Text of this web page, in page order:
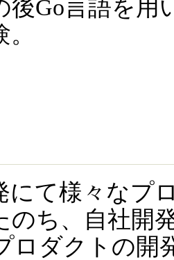
後Go言語を用
にて様々なプ
のち、自社開
ロダクトの開